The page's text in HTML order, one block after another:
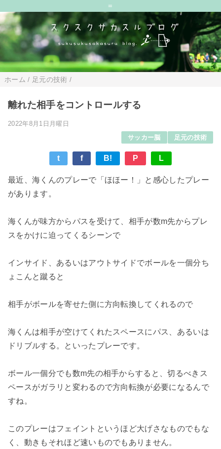
=
ホーム / 足元の技術 /
離れた相手をコントロールする
2022年8月1日月曜日
サッカー脳
足元の技術
t f B! P L
最近、海くんのプレーで「ほほー！」と感心したプレー
があります。
海くんが味方からパスを受けて、相手が数m先からプレ
スをかけに迫ってくるシーンで
インサイド、あるいはアウトサイドでボールを一個分ち
ょこんと蹴ると
相手がボールを寄せた側に方向転換してくれるので
海くんは相手が空けてくれたスペースにパス、あるいは
ドリブルする。といったプレーです。
ボール一個分でも数m先の相手からすると、切るべきス
ペースがガラリと変わるので方向転換が必要になるんで
すね。
このプレーはフェイントというほど大げさなものでもな
く、動きもそれほど速いものでもありません。